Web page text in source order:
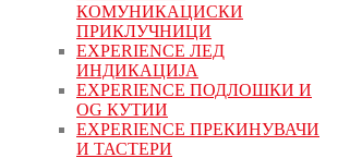
КОМУНИКАЦИСКИ
ПРИКЛУЧНИЦИ
EXPERIENCE ЛЕД
ИНДИКАЦИЈА
EXPERIENCE ПОДЛОШКИ И
OG КУТИИ
EXPERIENCE ПРЕКИНУВАЧИ
И ТАСТЕРИ